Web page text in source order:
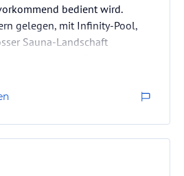
Alle Angaben
durch HolidayCheck. Bitte
verbindlichen
Angebotsdetails
des
bedient wird.
gelegen, mit Infinity-Pool,
Sauna-Landschaft
ist das Restaurant mit 5-
Weinen der Region.